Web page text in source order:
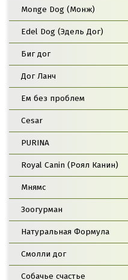
Monge Dog (Монж)
Edel Dog (Эдель Дог)
Биг дог
Дог Ланч
Ем без проблем
Cesar
PURINA
Royal Canin (Роял Канин)
Мнямс
Зоогурман
Натуральная Формула
Смолли дог
Собачье счастье